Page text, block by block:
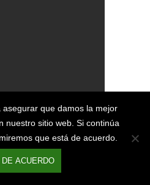
asegurar que damos la mejor
nuestro sitio web. Si continúa
que está de acuerdo.
ACUERDO